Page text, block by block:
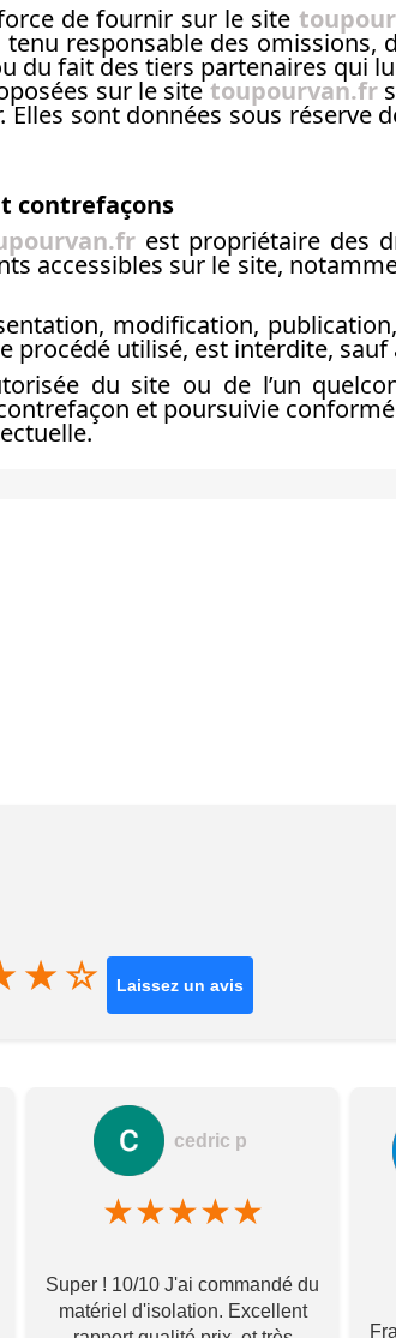
de fournir sur le site
responsable des omissions,
du fait des tiers partenaires qui
sur le sitetoupourvan.fr
Elles sont données sous
contrefaçons
est propriétaire des
accessibles sur le site,
modification,
procédé utilisé, est interdite,
du site ou de l’un
et poursuivie
★ ☆ Laissez un avis
cedric p
★★★★★
Super ! 10/10 J'ai commandé du
matériel d'isolation. Excellent